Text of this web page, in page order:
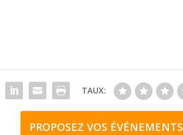
TAUX:
PROPOSEZ VOS ÉVÉNEMENTS